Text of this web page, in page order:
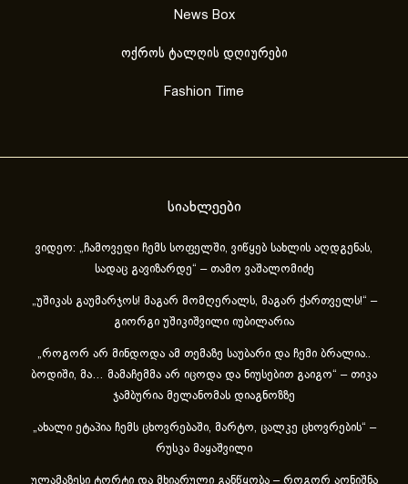
News Box
ოქროს ტალღის დღიურები
Fashion Time
სიახლეები
ვიდეო: „ჩამოვედი ჩემს სოფელში, ვიწყებ სახლის აღდგენას,
სადაც გავიზარდე“ – თამო ვაშალომიძე
„უშიკას გაუმარჯოს! მაგარ მომღერალს, მაგარ ქართველს!“ –
გიორგი უშიკიშვილი იუბილარია
„როგორ არ მინდოდა ამ თემაზე საუბარი და ჩემი ბრალია..
ბოდიში, მა… მამაჩემმა არ იცოდა და ნიუსებით გაიგო“ – თიკა
ჯამბურია მელანომას დიაგნოზზე
„ახა­ლი ეტა­პია ჩემს ცხოვ­რე­ბა­ში, მარ­ტო, ცალ­კე ცხოვ­რე­ბის“ –
რუსკა მაყაშვილი
ულამაზესი ტორტი და მხიარული განწყობა – როგორ აღნიშნა